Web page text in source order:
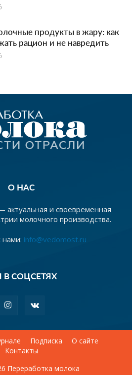
продукты в жару: как
рацион и не навредить
О НАС
актуальная и своевременная
молочного производства.
нами: info@vedomost.ru
СОЦСЕТЯХ
Подписка
О сайте
Контакты
Переработка молока